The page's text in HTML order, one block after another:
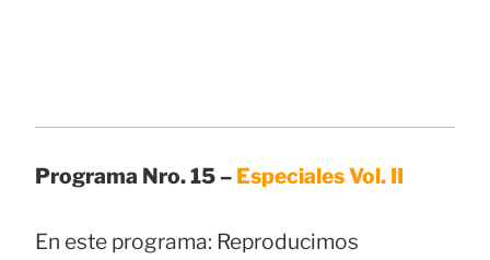
Programa Nro. 15 – Especiales Vol. II
En este programa: Reproducimos